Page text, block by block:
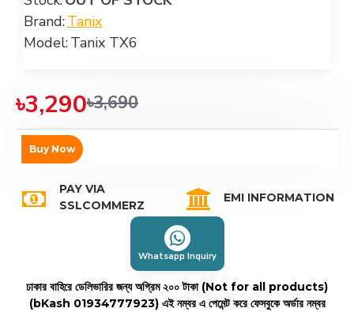
Brand:Tanix
Model:Tanix TX6
৳3,290৳3,690
Buy Now
PAY VIA
SSLCOMMERZ
EMI INFORMATION
Whatsapp Inquiry
ঢাকার বাহিরে ডেলিভারির জন্য অগ্রিম ২০০ টাকা (Not for all products)
(bKash 01934777923) এই নম্বর এ পেমেন্ট করে ফেসবুকে অর্ডার নম্বর